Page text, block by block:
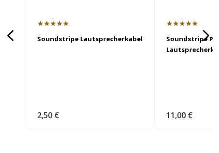
★★★★★
Soundstripe Lautsprecherkabel
2,50 €
★★★★★
Soundstripe
11,00 €